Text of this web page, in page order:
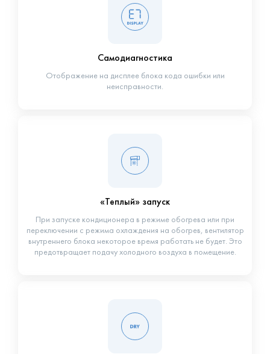
Самодиагностика
Отображение на дисплее блока кода ошибки или
неисправности.
«Теплый» запуск
При запуске кондиционера в режиме обогрева или при
переключении с режима охлаждения на обогрев, вентилятор
внутреннего блока некоторое время работать не будет. Это
предотвращает подачу холодного воздуха в помещение.